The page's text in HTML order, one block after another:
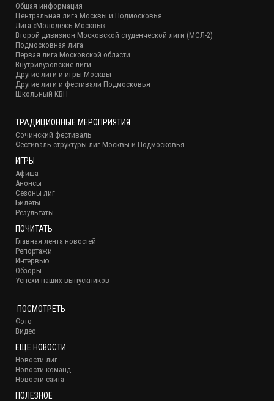
Общая информация
Центральная лига Москвы и Подмосковья
Лига «Молодёжь Москвы»
Второй дивизион Московской студенческой лиги (МСЛ-2)
Подмосковная лига
Первая лига Московской области
Внутривузовские лиги
Другие лиги и игры Москвы
Другие лиги и фестивали Подмосковья
Школьный КВН
ТРАДИЦИОННЫЕ МЕРОПРИЯТИЯ
Сочинский фестиваль
Фестиваль структуры лиг Москвы и Подмосковья
ИГРЫ
Афиша
Анонсы
Сезоны лиг
Билеты
Результаты
ПОЧИТАТЬ
Главная лента новостей
Репортажи
Интервью
Обзоры
Успехи наших выпускников
ПОСМОТРЕТЬ
Фото
Видео
ЕЩЕ НОВОСТИ
Новости лиг
Новости команд
Новости сайта
ПОЛЕЗНОЕ